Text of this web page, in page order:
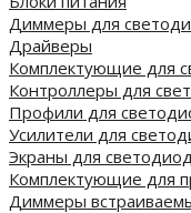
Диммеры для
Драйверы
Комплектующие для
Контроллеры для
Профили для
Усилители для
Экраны для
Комплектующие для
Диммеры